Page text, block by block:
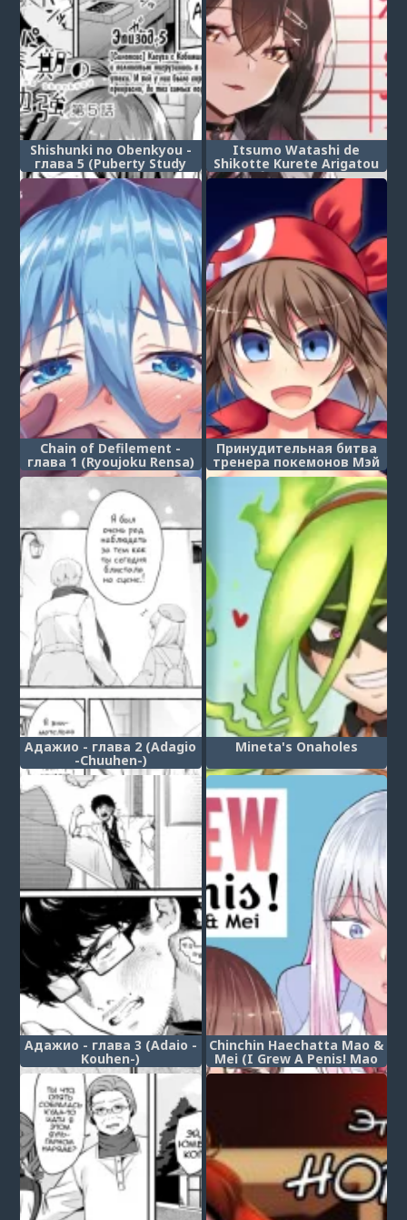
Shishunki no Obenkyou -
глава 5 (Puberty Study
Session)
Itsumo Watashi de
Shikotte Kurete Arigatou
(Спасибо, что постоянно
дрочил на меня)
Chain of Defilement -
глава 1 (Ryoujoku Rensa)
Принудительная битва
тренера покемонов Мэй
(Pokemon Trainer May's
Forced Hypnosis Battle)
Адажио - глава 2 (Adagio
-Chuuhen-)
Mineta's Onaholes
Адажио - глава 3 (Adaio -
Kouhen-)
Chinchin Haechatta Mao &
Mei (I Grew A Penis! Mao
& Mei) (У меня вырос